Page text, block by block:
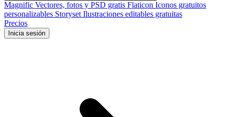
Magnific Vectores, fotos y PSD gratis Flaticon Iconos gratuitos
personalizables Storyset Ilustraciones editables gratuitas
Precios
Inicia sesión